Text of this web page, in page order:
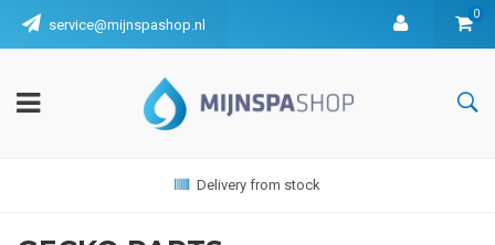
service@mijnspashop.nl
0
Delivery from stock